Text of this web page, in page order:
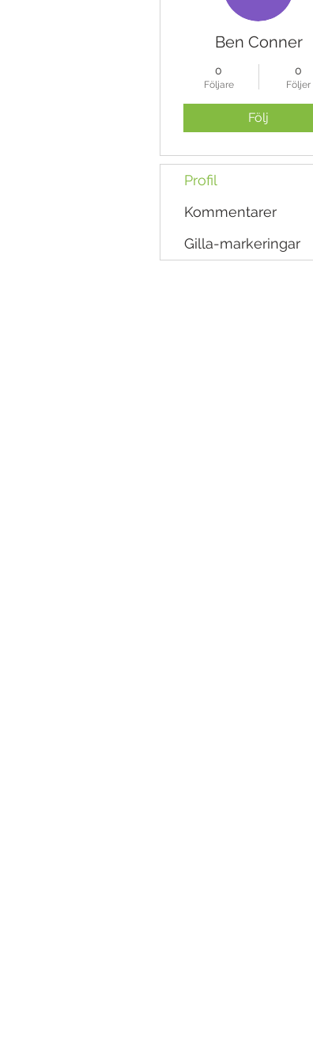
Ben Conner
0
Följare
0
Följer
Följ
Profil
Kommentarer
Gilla-markeringar